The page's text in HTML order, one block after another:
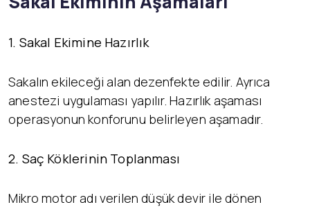
1. Sakal Ekimine Hazırlık
Sakalın ekileceği alan dezenfekte edilir. Ayrıca
anestezi uygulaması yapılır. Hazırlık aşaması
operasyonun konforunu belirleyen aşamadır.
2. Saç Köklerinin Toplanması
Mikro motor adı verilen düşük devir ile dönen